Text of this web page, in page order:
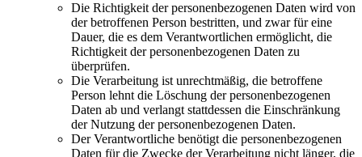
Die Richtigkeit der personenbezogenen Daten wird von
der betroffenen Person bestritten, und zwar für eine
Dauer, die es dem Verantwortlichen ermöglicht, die
Richtigkeit der personenbezogenen Daten zu
überprüfen.
Die Verarbeitung ist unrechtmäßig, die betroffene
Person lehnt die Löschung der personenbezogenen
Daten ab und verlangt stattdessen die Einschränkung
der Nutzung der personenbezogenen Daten.
Der Verantwortliche benötigt die personenbezogenen
Daten für die Zwecke der Verarbeitung nicht länger, die